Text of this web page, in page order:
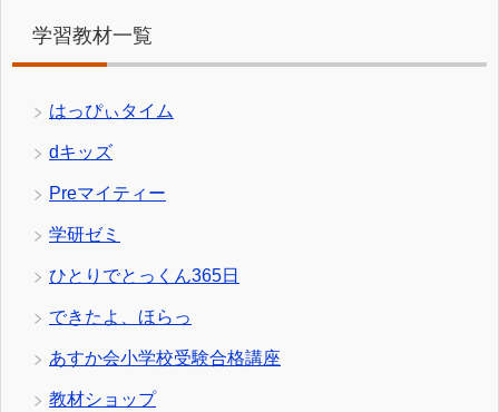
学習教材一覧
はっぴぃタイム
dキッズ
Preマイティー
学研ゼミ
ひとりでとっくん365日
できたよ、ほらっ
あすか会小学校受験合格講座
教材ショップ